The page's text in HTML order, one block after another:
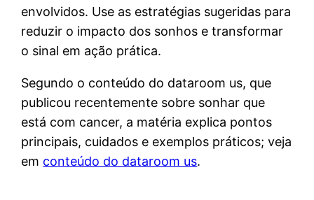
envolvidos. Use as estratégias sugeridas para
reduzir o impacto dos sonhos e transformar
o sinal em ação prática.
Segundo o conteúdo do dataroom us, que
publicou recentemente sobre sonhar que
está com cancer, a matéria explica pontos
principais, cuidados e exemplos práticos; veja
em conteúdo do dataroom us.